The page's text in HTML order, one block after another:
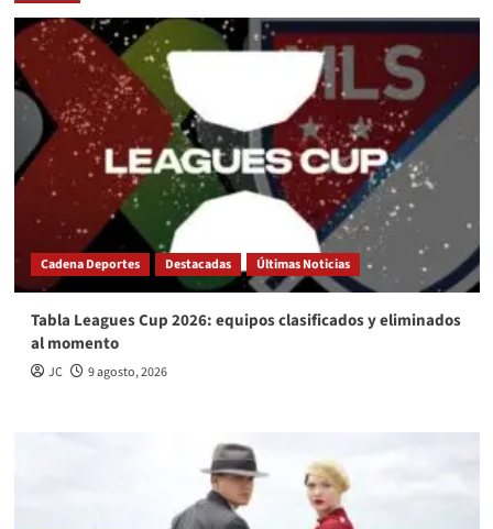
Cadena Deportes Destacadas Últimas Noticias
Tabla Leagues Cup 2026: equipos clasificados y eliminados
al momento
JC 9 agosto, 2026